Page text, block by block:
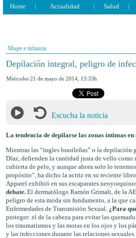
Home | Actualidad | Salud |
Mujer e infancia
Depilación integral, peligro de
miércoles 21 de mayo de 2014 13:33h
Escucha la noticia
La tendencia de depilarse las zonas íntimas
Mientras las “ingles brasileñas” o la depilación
Díaz, defienden la cantidad justa de vello como
cubierta de pelo, y aunque ahora solo lo
propósito”, ha dicho la actriz en su reciente
Apparel exhibió en sus escaparates
debate. El dermatólogo Ramón Grimalt, de la
peligro de esta moda sin fundamento, a la que
Enfermedades de Transmisión Sexual. ¿Para
proteger: el de la cabeza para evitar las
los traumatismos y las motas en los ojos y los
y las infecciones durante las relaciones